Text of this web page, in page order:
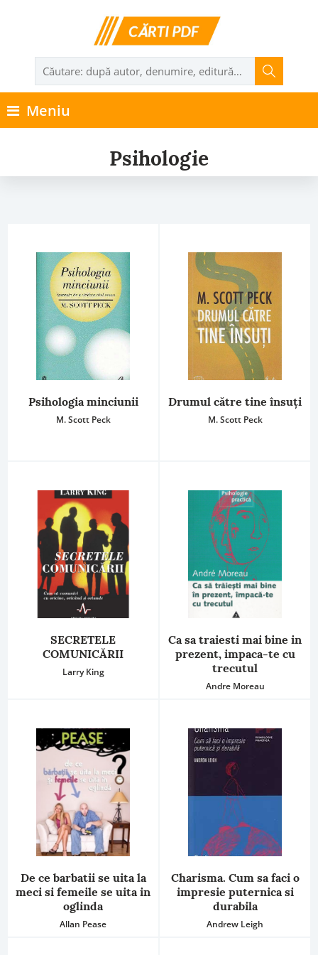
Meniu
Psihologie
Psihologia minciunii
M. Scott Peck
Drumul către tine însuţi
M. Scott Peck
SECRETELE
COMUNICĂRII
Larry King
Ca sa traiesti mai bine in
prezent, impaca-te cu
trecutul
Andre Moreau
De ce barbatii se uita la
meci si femeile se uita in
oglinda
Allan Pease
Charisma. Cum sa faci o
impresie puternica si
durabila
Andrew Leigh